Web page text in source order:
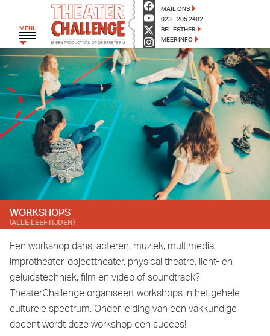
MENU
HOME
THEATERGROEP ZWERM
TRAJECT C
THEATERCHALLENGE
MONKEYSPOOM
PRIMAIR ONDERWIJS
VOORTGEZET ONDERWIJS
AGENDA
BLOG
OVER ONS
MAIL ONS
023 - 205 2482
BEL ESTHER
MEER INFO
WORKSHOPS
(ALLE LEEFTIJDEN)
Een workshop dans, acteren, muziek, multimedia,
improtheater, objecttheater, physical theatre, licht- en
geluidstechniek, film en video of soundtrack?
TheaterChallenge organiseert workshops in het gehele
culturele spectrum. Onder leiding van een vakkundige
docent wordt deze workshop een succes!